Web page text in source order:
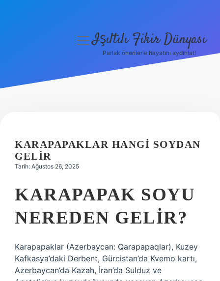
menüyüIşıltılı Fikir Dünyası
Parlak önerilerle hayatını aydınlat!
KARAPAPAKLAR HANGI SOYDAN
GELIR
Tarih: Ağustos 26, 2025
KARAPAPAK SOYU
NEREDEN GELIR?
Karapapaklar (Azerbaycan: Qarapapaqlar), Kuzey
Kafkasya’daki Derbent, Gürcistan’da Kvemo kartı,
Azerbaycan’da Kazah, İran’da Sulduz ve